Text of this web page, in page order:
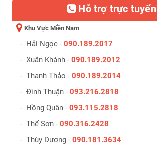
Hỗ trợ trực tuyến
Khu Vực Miền Nam
- Hải Ngọc - 090.189.2017
- Xuân Khánh - 090.189.2012
- Thanh Thảo - 090.189.2014
- Đình Thuận - 093.216.2818
- Hồng Quân - 093.115.2818
- Thế Sơn - 090.316.2428
- Thùy Dương - 090.181.3634